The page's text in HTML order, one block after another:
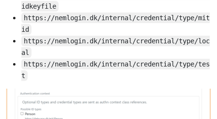
idkeyfile
https://nemlogin.dk/internal/credential/type/mit
id
https://nemlogin.dk/internal/credential/type/loc
al
https://nemlogin.dk/internal/credential/type/tes
t